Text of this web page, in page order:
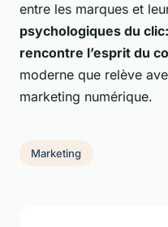
entre les marques et
psychologiques du
rencontre l’esprit du
moderne que relève
marketing numérique.
Marketing